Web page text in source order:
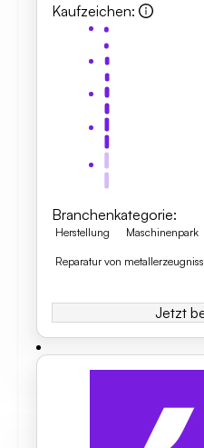
Kaufzeichen:
Branchenkategorie:
Herstellung Maschinenpark
Reparatur von
Jetzt